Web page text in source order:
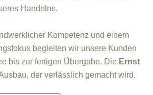
Handelns.
Kompetenz und einem
begleiten wir unsere Kunden
bis zur fertigen Übergabe. Die Ernst
der verlässlich gemacht wird.